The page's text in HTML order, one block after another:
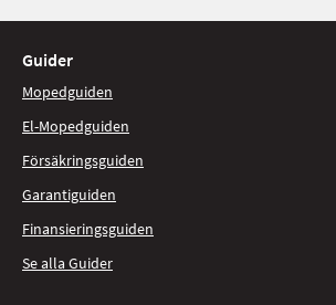
Guider
Mopedguiden
El-Mopedguiden
Försäkringsguiden
Garantiguiden
Finansieringsguiden
Se alla Guider